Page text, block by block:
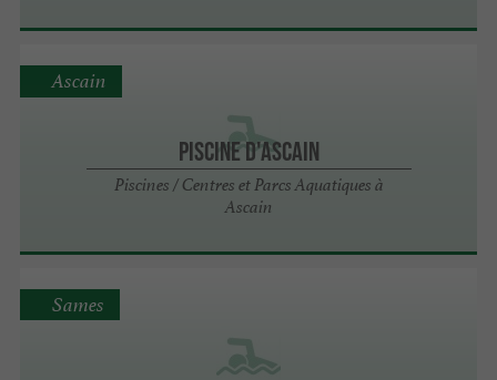
PISCINE D'ASCAIN
Piscines / Centres et Parcs Aquatiques à
Ascain
Ascain
Sames